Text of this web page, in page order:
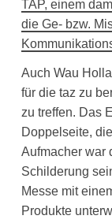
TAP, einem
die Ge- bzw.
Auch Wau
für die taz zu
zu treffen. Das
Doppelseite,
Aufmacher war
Schilderung
Messe mit
Produkte